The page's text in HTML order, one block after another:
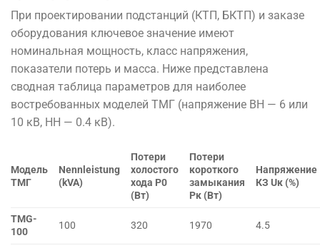
При проектировании подстанций (КТП, БКТП) и заказе
оборудования ключевое значение имеют
номинальная мощность, класс напряжения,
показатели потерь и масса. Ниже представлена
сводная таблица параметров для наиболее
востребованных моделей ТМГ (напряжение ВН — 6 или
10 кВ, НН — 0.4 кВ).
Модель
ТМГ
Nennleistung
(kVA)
Потери
холостого
хода P0​
(Вт)
Потери
короткого
замыкания
Pк​ (Вт)
Напряжение
КЗ Uк​ (%)
TMG-
100
100 320 1970 4.5